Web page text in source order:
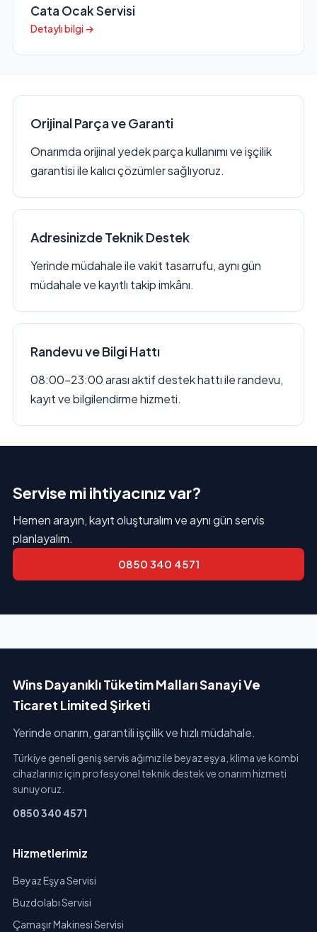
Cata Ocak Servisi
Detaylı bilgi →
Orijinal Parça ve Garanti
Onarımda orijinal yedek parça kullanımı ve işçilik
garantisi ile kalıcı çözümler sağlıyoruz.
Adresinizde Teknik Destek
Yerinde müdahale ile vakit tasarrufu, aynı gün
müdahale ve kayıtlı takip imkânı.
Randevu ve Bilgi Hattı
08:00–23:00 arası aktif destek hattı ile randevu,
kayıt ve bilgilendirme hizmeti.
Servise mi ihtiyacınız var?
Hemen arayın, kayıt oluşturalım ve aynı gün servis
planlayalım.
0850 340 4571
Wins Dayanıklı Tüketim Malları Sanayi Ve
Ticaret Limited Şirketi
Yerinde onarım, garantili işçilik ve hızlı müdahale.
Türkiye geneli geniş servis ağımız ile beyaz eşya, klima ve kombi
cihazlarınız için profesyonel teknik destek ve onarım hizmeti
sunuyoruz.
0850 340 4571
Hizmetlerimiz
Beyaz Eşya Servisi
Buzdolabı Servisi
Çamaşır Makinesi Servisi